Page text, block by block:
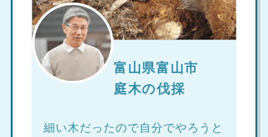
富山県富山市
庭木の伐採
細い木だったので自分でやろうと